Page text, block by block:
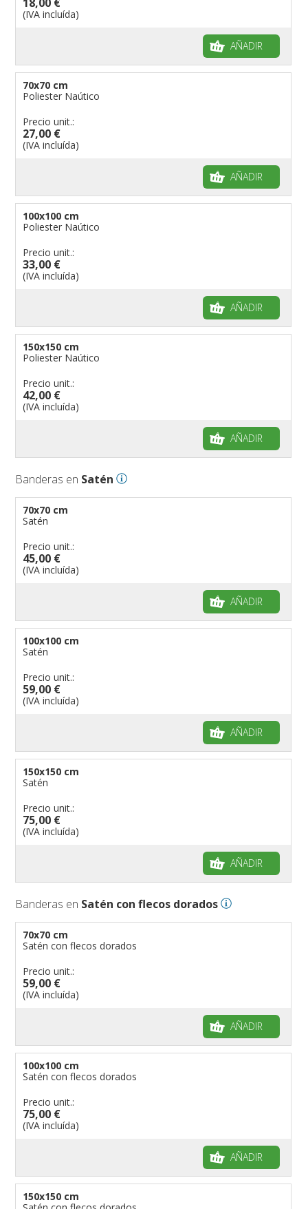
(IVA incluída)
AÑADIR
70x70 cm
Poliester Naútico
Precio unit.:
27,00 €
(IVA incluída)
AÑADIR
100x100 cm
Poliester Naútico
Precio unit.:
33,00 €
(IVA incluída)
AÑADIR
150x150 cm
Poliester Naútico
Precio unit.:
42,00 €
(IVA incluída)
AÑADIR
Banderas en Satén
70x70 cm
Satén
Precio unit.:
45,00 €
(IVA incluída)
AÑADIR
100x100 cm
Satén
Precio unit.:
59,00 €
(IVA incluída)
AÑADIR
150x150 cm
Satén
Precio unit.:
75,00 €
(IVA incluída)
AÑADIR
Banderas en Satén con flecos dorados
70x70 cm
Satén con flecos dorados
Precio unit.:
59,00 €
(IVA incluída)
AÑADIR
100x100 cm
Satén con flecos dorados
Precio unit.:
75,00 €
(IVA incluída)
AÑADIR
150x150 cm